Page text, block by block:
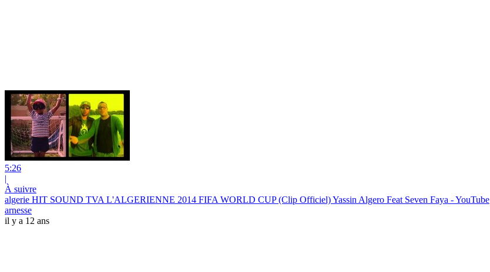
5:26
|
À suivre
algerie HIT SOUND TVA L'ALGERIENNE 2014 FIFA WORLD CUP (Clip Officiel) Yassin Algero Feat Seven Faya - YouTube
arnesse
il y a 12 ans